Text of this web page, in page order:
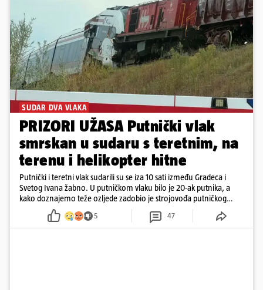
SUDAR DVA VLAKA
PRIZORI UŽASA Putnički vlak
smrskan u sudaru s teretnim, na
terenu i helikopter hitne
Putnički i teretni vlak sudarili su se iza 10 sati između Gradeca i
Svetog Ivana žabno. U putničkom vlaku bilo je 20-ak putnika, a
kako doznajemo teže ozljede zadobio je strojovođa putničkog
vlaka. Zatvoren je promet, a fotoreporteri Prigorskog objavili su
prve snimke s mjesta sudara
5 47